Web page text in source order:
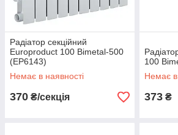
Радіатор секційний
Europroduct 100 Bimetal-500
(EP6143)
Немає в наявності
370 ₴/секція
100
Немає в
373 ₴